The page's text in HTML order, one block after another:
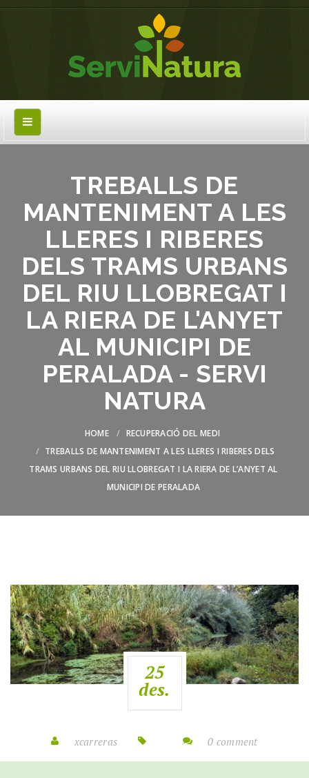
TREBALLS DE
MANTENIMENT A LES
LLERES I RIBERES
DELS TRAMS URBANS
DEL RIU LLOBREGAT I
LA RIERA DE L'ANYET
AL MUNICIPI DE
PERALADA - SERVI
NATURA
HOME
RECUPERACIÓ DEL MEDI
TREBALLS DE MANTENIMENT A LES LLERES I RIBERES DELS
TRAMS URBANS DEL RIU LLOBREGAT I LA RIERA DE L’ANYET AL
MUNICIPI DE PERALADA
25
des.
xcarreras 0 comment